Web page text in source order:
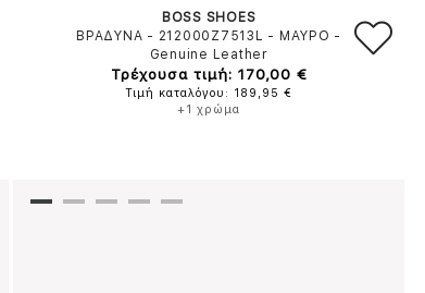
BOSS SHOES
ΒΡΑΔΥΝΑ - 212000Z7513L - ΜΑΥΡΟ -
Genuine Leather
Τρέχουσα τιμή: 170,00 €
Τιμή καταλόγου: 189,95 €
+1 χρώμα